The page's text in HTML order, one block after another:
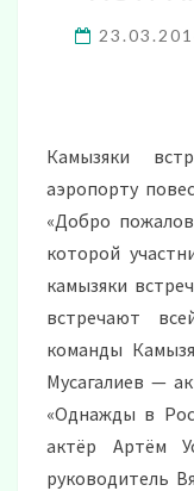
Камызяки
аэропорту
«Добро
которой
камызяки
встречают
команды
Мусагалиев —
«Однажды в
актёр Артём
руководитель